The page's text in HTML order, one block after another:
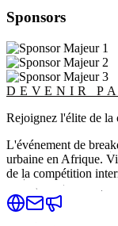
Sponsors
DEVENIR
Rejoignez l'élite de la
L'événement de
urbaine en Afrique.
de la compétition